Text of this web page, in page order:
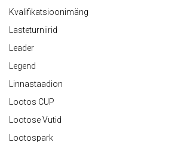
Kvalifikatsioonimäng
Lasteturniirid
Leader
Legend
Linnastaadion
Lootos CUP
Lootose Vutid
Lootospark